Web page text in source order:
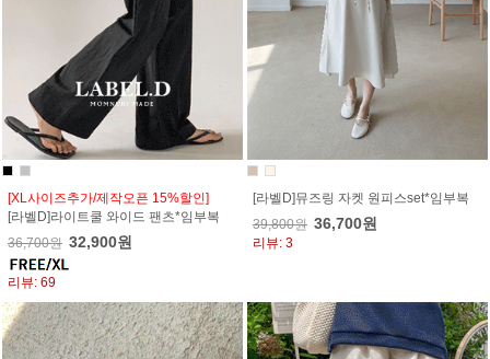
[XL사이즈추가/제작오픈 15%할인]
[라벨D]라이트쿨 와이드 팬츠*임부복
36,700원 32,900원
리뷰: 69
[라벨D]뮤즈링 자켓 원피스set*임부복
39,800원 36,700원
리뷰: 3